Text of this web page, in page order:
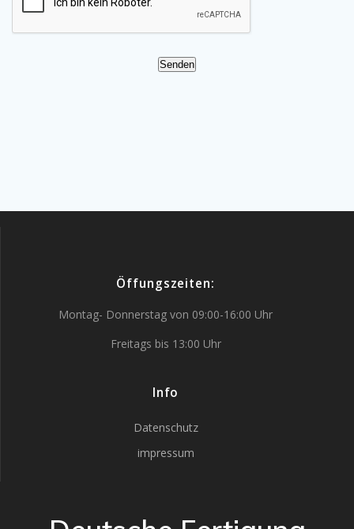
Senden
Öffungszeiten:
Montag- Donnerstag von 09:00-16:00 Uhr
Freitags bis 13:00 Uhr
Info
Datenschutz
impressum